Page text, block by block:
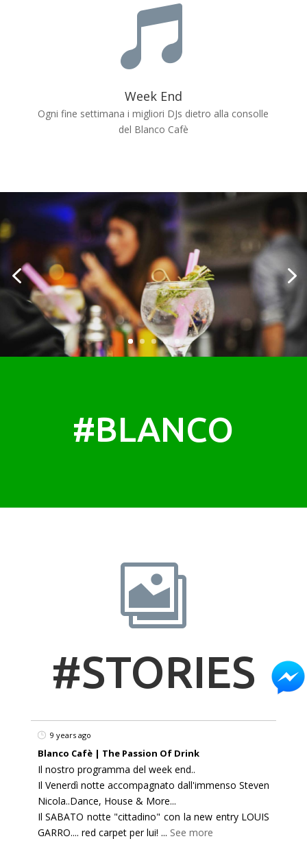

Week End
Ogni fine settimana i migliori DJs dietro alla consolle
del Blanco Cafè
#BLANCO

#STORIES
9 years ago
Blanco Cafè | The Passion Of Drink
Il nostro programma del week end..
Il Venerdì notte accompagnato dall'immenso Steven
Nicola..Dance, House & More...
Il SABATO notte "cittadino" con la new entry LOUIS
GARRO.... red carpet per lui! ... See more